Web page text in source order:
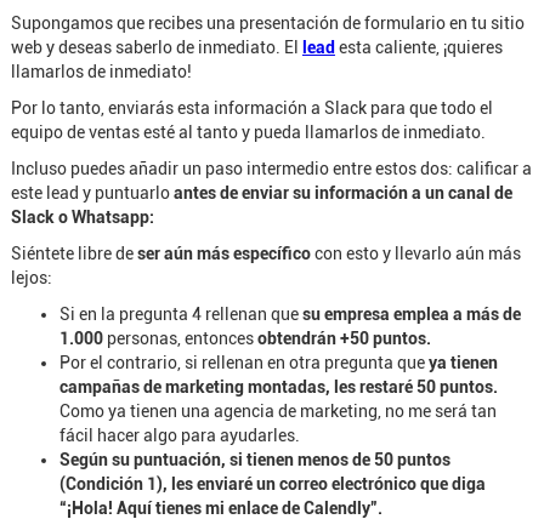
Supongamos que recibes una presentación de formulario en tu sitio
web y deseas saberlo de inmediato. El
lead esta caliente, ¡quieres
llamarlos de inmediato!
Por lo tanto, enviarás esta información a Slack para que todo el
equipo de ventas esté al tanto y pueda llamarlos de inmediato.
Incluso puedes añadir un paso intermedio entre estos dos: calificar a
este lead y puntuarloantes de enviar su información a un canal de
Slack o Whatsapp:
Siéntete libre deser aún más específicocon esto y llevarlo aún más
lejos:
Si en la pregunta 4 rellenan quesu empresa emplea a más de
1.000 personas, entoncesobtendrán +50 puntos.
Por el contrario, si rellenan en otra pregunta queya tienen
campañas de marketing montadas, les restaré 50 puntos.
Como ya tienen una agencia de marketing, no me será tan
fácil hacer algo para ayudarles.
Según su puntuación, si tienen menos de 50 puntos
(Condición 1), les enviaré un correo electrónico que diga
“¡Hola! Aquí tienes mi enlace de Calendly”.